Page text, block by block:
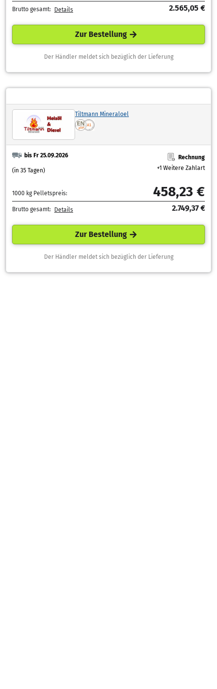
Brutto gesamt: Details 2.565,05 €
Zur Bestellung
Der Händler meldet sich bezüglich der Lieferung
Tiltmann Mineraloel
bis Fr 25.09.2026
(in 35 Tagen)
Rechnung
+1 Weitere Zahlart
1000 kg Pelletspreis: 458,23 €
Brutto gesamt: Details 2.749,37 €
Zur Bestellung
Der Händler meldet sich bezüglich der Lieferung